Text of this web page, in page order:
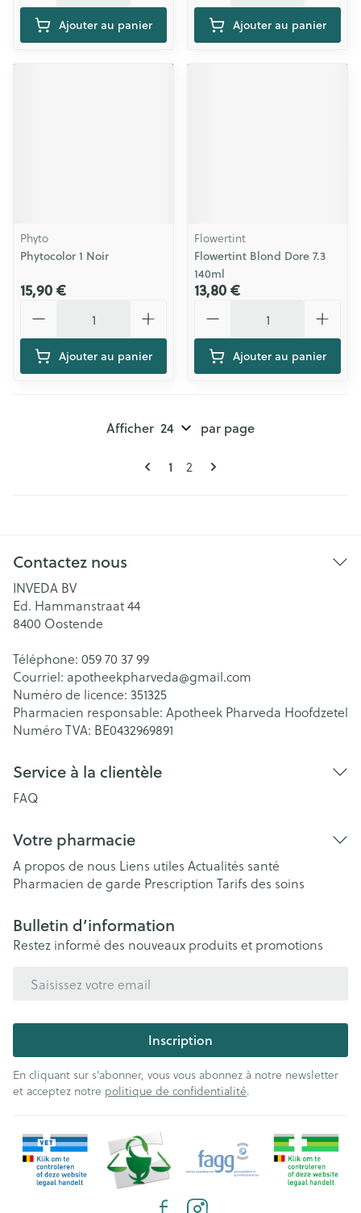
Ajouter au panier Ajouter au panier
Phyto
Phytocolor 1 Noir
15,90 €
Ajouter au panier
Flowertint
Flowertint Blond Dore 7.3
140ml
13,80 €
Ajouter au panier
Pages
Vous lisez actuellement la page
1 Page
2
Afficher par page
Contactez nous
INVEDA BV
Ed. Hammanstraat 44
8400 Oostende
Téléphone: 059 70 37 99
Courriel: apotheekpharveda@gmail.com
Numéro de licence: 351325
Pharmacien responsable: Apotheek Pharveda Hoofdzetel
Numéro TVA: BE0432969891
Service à la clientèle
FAQ
Votre pharmacie
A propos de nous Liens utiles Actualités santé
Pharmacien de garde Prescription Tarifs des soins
Bulletin d’information
Restez informé des nouveaux produits et promotions
Inscription
En cliquant sur s'abonner, vous vous abonnez à notre newsletter
et acceptez notre politique de confidentialité.